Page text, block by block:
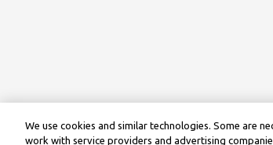
We use cookies and similar technologies. Some are
work with service providers and advertising